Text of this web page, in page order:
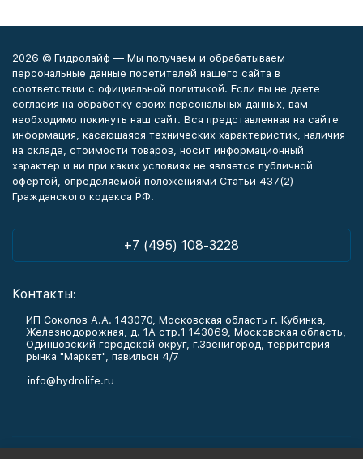
2026 © Гидролайф — Мы получаем и обрабатываем
персональные данные посетителей нашего сайта в
соответствии с официальной политикой. Если вы не даете
согласия на обработку своих персональных данных, вам
необходимо покинуть наш сайт. Вся представленная на сайте
информация, касающаяся технических характеристик, наличия
на складе, стоимости товаров, носит информационный
характер и ни при каких условиях не является публичной
офертой, определяемой положениями Статьи 437(2)
Гражданского кодекса РФ.
+7 (495) 108-3228
Контакты:
ИП Соколов А.А. 143070, Московская область г. Кубинка,
Железнодорожная, д. 1А стр.1 143069, Московская область,
Одинцовский городской округ, г.Звенигород, территория
рынка "Маркет", павильон 4/7
info@hydrolife.ru